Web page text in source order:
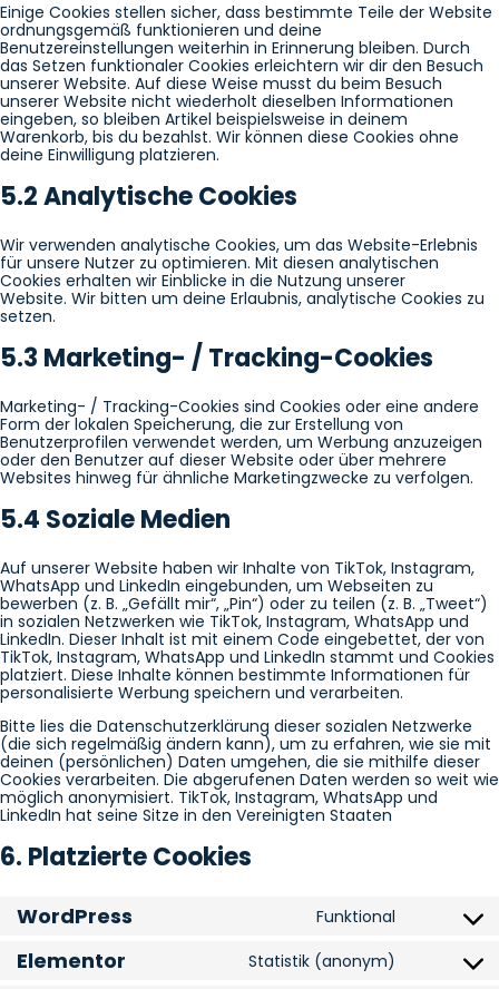
Einige Cookies stellen sicher, dass bestimmte Teile der Website
ordnungsgemäß funktionieren und deine
Benutzereinstellungen weiterhin in Erinnerung bleiben. Durch
das Setzen funktionaler Cookies erleichtern wir dir den Besuch
unserer Website. Auf diese Weise musst du beim Besuch
unserer Website nicht wiederholt dieselben Informationen
eingeben, so bleiben Artikel beispielsweise in deinem
Warenkorb, bis du bezahlst. Wir können diese Cookies ohne
deine Einwilligung platzieren.
5.2 Analytische Cookies
Wir verwenden analytische Cookies, um das Website-Erlebnis
für unsere Nutzer zu optimieren. Mit diesen analytischen
Cookies erhalten wir Einblicke in die Nutzung unserer
Website. Wir bitten um deine Erlaubnis, analytische Cookies zu
setzen.
5.3 Marketing- / Tracking-Cookies
Marketing- / Tracking-Cookies sind Cookies oder eine andere
Form der lokalen Speicherung, die zur Erstellung von
Benutzerprofilen verwendet werden, um Werbung anzuzeigen
oder den Benutzer auf dieser Website oder über mehrere
Websites hinweg für ähnliche Marketingzwecke zu verfolgen.
5.4 Soziale Medien
Auf unserer Website haben wir Inhalte von TikTok, Instagram,
WhatsApp und LinkedIn eingebunden, um Webseiten zu
bewerben (z. B. „Gefällt mir“, „Pin“) oder zu teilen (z. B. „Tweet“)
in sozialen Netzwerken wie TikTok, Instagram, WhatsApp und
LinkedIn. Dieser Inhalt ist mit einem Code eingebettet, der von
TikTok, Instagram, WhatsApp und LinkedIn stammt und Cookies
platziert. Diese Inhalte können bestimmte Informationen für
personalisierte Werbung speichern und verarbeiten.
Bitte lies die Datenschutzerklärung dieser sozialen Netzwerke
(die sich regelmäßig ändern kann), um zu erfahren, wie sie mit
deinen (persönlichen) Daten umgehen, die sie mithilfe dieser
Cookies verarbeiten. Die abgerufenen Daten werden so weit wie
möglich anonymisiert. TikTok, Instagram, WhatsApp und
LinkedIn hat seine Sitze in den Vereinigten Staaten
6. Platzierte Cookies
WordPress Funktional Consent
Elementor Statistik (anonym) Consent